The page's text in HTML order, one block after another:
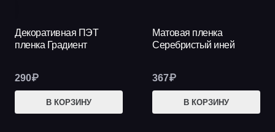
Декоративная ПЭТ
пленка Градиент
290₽
В КОРЗИНУ
Матовая пленка
Серебристый иней
367₽
В КОРЗИНУ